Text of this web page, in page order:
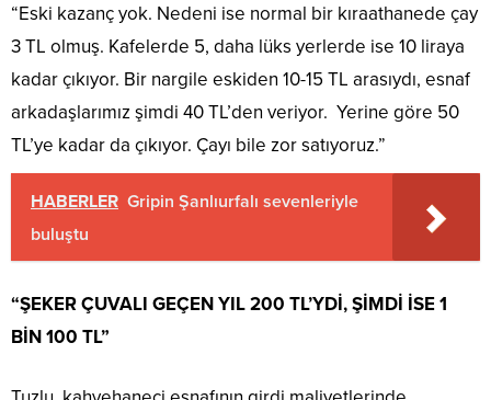
“Eski kazanç yok. Nedeni ise normal bir kıraathanede çay
3 TL olmuş. Kafelerde 5, daha lüks yerlerde ise 10 liraya
kadar çıkıyor. Bir nargile eskiden 10-15 TL arasıydı, esnaf
arkadaşlarımız şimdi 40 TL’den veriyor. Yerine göre 50
TL’ye kadar da çıkıyor. Çayı bile zor satıyoruz.”
HABERLER Gripin Şanlıurfalı sevenleriyle
buluştu
“ŞEKER ÇUVALI GEÇEN YIL 200 TL’YDİ, ŞİMDİ İSE 1
BİN 100 TL”